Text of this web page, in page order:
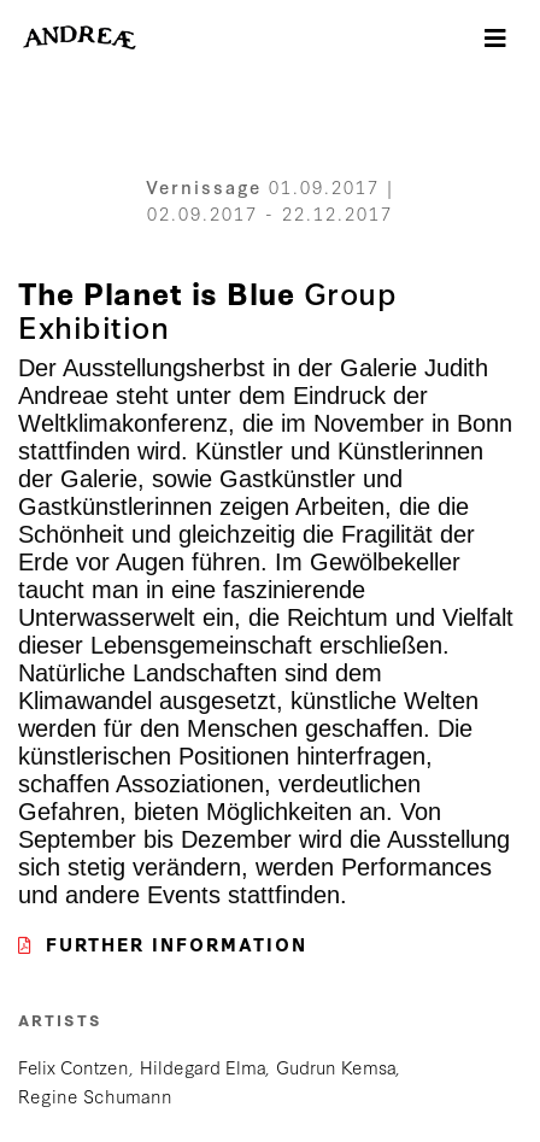
Vernissage 01.09.2017 |
02.09.2017 - 22.12.2017
The Planet is Blue Group
Exhibition
Der Ausstellungsherbst in der Galerie Judith
Andreae steht unter dem Eindruck der
Weltklimakonferenz, die im November in Bonn
stattfinden wird. Künstler und Künstlerinnen
der Galerie, sowie Gastkünstler und
Gastkünstlerinnen zeigen Arbeiten, die die
Schönheit und gleichzeitig die Fragilität der
Erde vor Augen führen. Im Gewölbekeller
taucht man in eine faszinierende
Unterwasserwelt ein, die Reichtum und Vielfalt
dieser Lebensgemeinschaft erschließen.
Natürliche Landschaften sind dem
Klimawandel ausgesetzt, künstliche Welten
werden für den Menschen geschaffen. Die
künstlerischen Positionen hinterfragen,
schaffen Assoziationen, verdeutlichen
Gefahren, bieten Möglichkeiten an. Von
September bis Dezember wird die Ausstellung
sich stetig verändern, werden Performances
und andere Events stattfinden.
FURTHER INFORMATION
ARTISTS
Felix Contzen Hildegard Elma Gudrun Kemsa
Regine Schumann